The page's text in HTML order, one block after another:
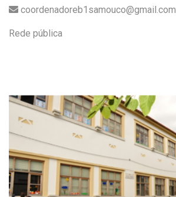
coordenadoreb1samouco@gmail.com
Rede pública